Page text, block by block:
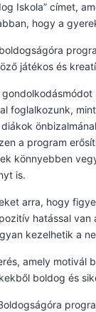
Iskola” címet,
hogy a
játékos és
foglalkozunk,
a program
könnyebben
is.
arra, hogy
hatással
kezelhetik a
amely
boldog és